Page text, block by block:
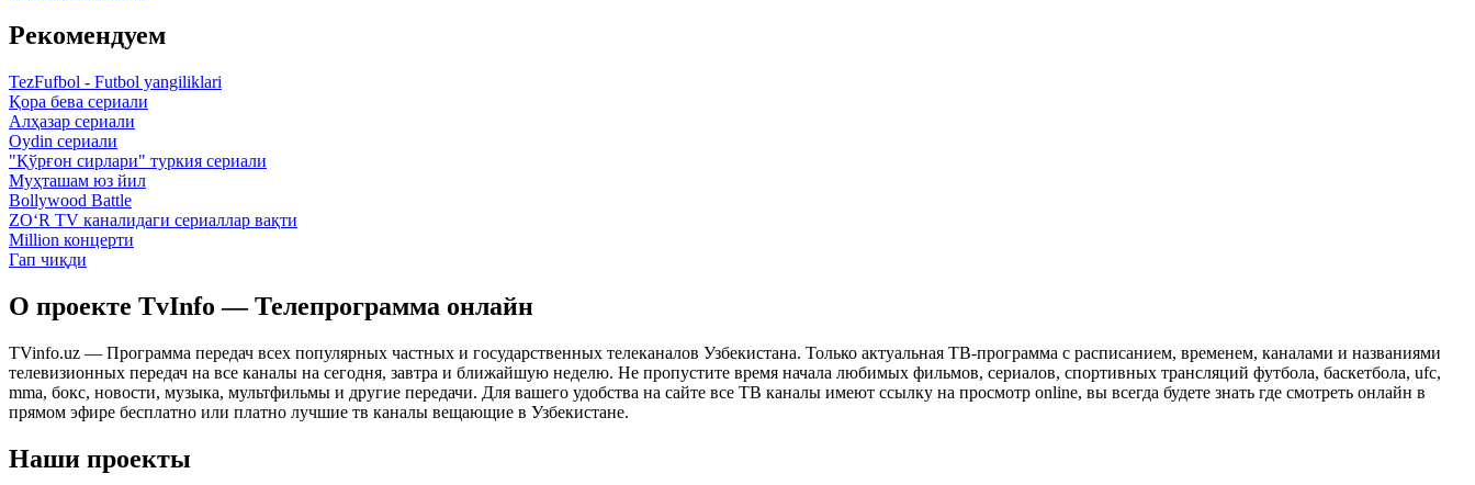
Рекомендуем
TezFufbol - Futbol yangiliklari
Қора бева сериали
Алҳазар сериали
Oydin сериали
"Қўрғон сирлари" туркия сериали
Муҳташам юз йил
Bollywood Battle
ZO‘R TV каналидаги сериаллар вақти
Million концерти
Гап чиқди
О проекте TvInfo — Телепрограмма онлайн
TVinfo.uz — Программа передач всех популярных частных и государственных телеканалов Узбекистана. Только актуальная ТВ-программа с расписанием, временем, каналами и названиями
телевизионных передач на все каналы на сегодня, завтра и ближайшую неделю. Не пропустите время начала любимых фильмов, сериалов, спортивных трансляций футбола, баскетбола, ufc,
mma, бокс, новости, музыка, мультфильмы и другие передачи. Для вашего удобства на сайте все ТВ каналы имеют ссылку на просмотр online, вы всегда будете знать где смотреть онлайн в
прямом эфире бесплатно или платно лучшие тв каналы вещающие в Узбекистане.
Наши проекты